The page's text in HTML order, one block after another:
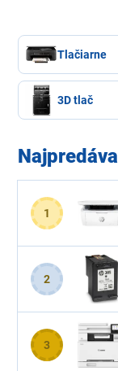
Tlačiarne
3D tlač
1
2
3